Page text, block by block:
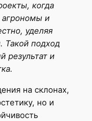
когда
и
уделяя
Такой подход
результат и
на склонах,
но и